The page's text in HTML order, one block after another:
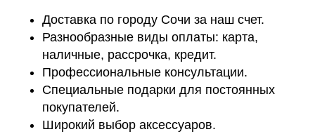
Доставка по городу Сочи за наш счет.
Разнообразные виды оплаты: карта,
наличные, рассрочка, кредит.
Профессиональные консультации.
Специальные подарки для постоянных
покупателей.
Широкий выбор аксессуаров.